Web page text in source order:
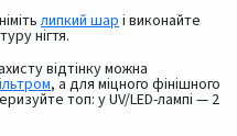
липкий шарі виконайте
нігтя.
відтінку можна
, а для міцного фінішного
топ: у UV/LED-лампі — 2